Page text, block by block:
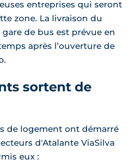
entreprises qui seront
zone. La livraison du
de bus est prévue en
après l’ouverture de
sortent de
de logement ont démarré
d'Atalante ViaSilva
eux :